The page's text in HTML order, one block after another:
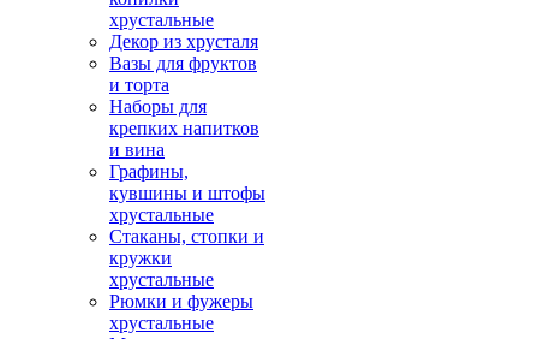
хрустальные
Декор из хрусталя
Вазы для фруктов
и торта
Наборы для
крепких напитков
и вина
Графины,
кувшины и штофы
хрустальные
Стаканы, стопки и
кружки
хрустальные
Рюмки и фужеры
хрустальные